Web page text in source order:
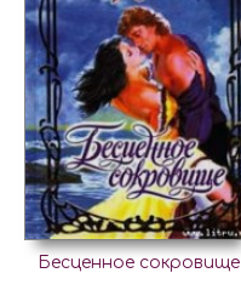
Бесценное сокровище